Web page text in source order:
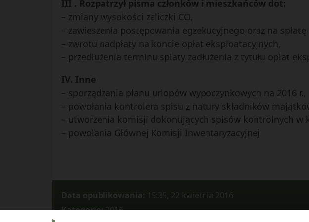
III . Rozpatrzył pisma członków i mieszkańców dot:
– zmiany wysokości zaliczki CO,
– zawieszenia postępowania egzekucyjnego oraz na spłatę
– zwrotu nadpłaty na koncie opłat eksploatacyjnych,
– przedłużenia terminu spłaty zadłużenia z tytułu opłat
IV. Inne
– sporządzania planu urlopów wypoczynkowych na 2016 r.,
– powołania kontrolera spisu z natury składników
– utworzenia komisji dokonujących spisów kontrolnych w
– powołania Głównej Komisji Inwentaryzacyjnej
Data opublikowania: 15:35, 22 kwietnia 2016
Kategorie:2016